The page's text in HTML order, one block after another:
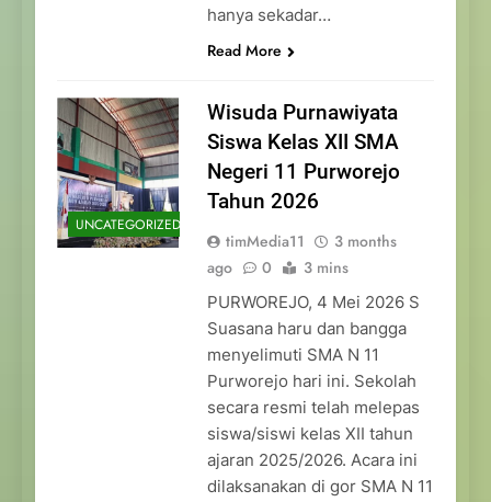
hanya sekadar…
Read More
UNCATEGORIZED
Wisuda Purnawiyata
Siswa Kelas XII SMA
Negeri 11 Purworejo
Tahun 2026
timMedia11
3 months
ago
0 3 mins
PURWOREJO, 4 Mei 2026 S
Suasana haru dan bangga
menyelimuti SMA N 11
Purworejo hari ini. Sekolah
secara resmi telah melepas
siswa/siswi kelas XII tahun
ajaran 2025/2026. Acara ini
dilaksanakan di gor SMA N 11